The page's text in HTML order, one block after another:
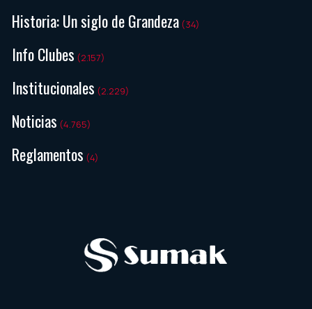
Historia: Un siglo de Grandeza (34)
Info Clubes (2.157)
Institucionales (2.229)
Noticias (4.765)
Reglamentos (4)